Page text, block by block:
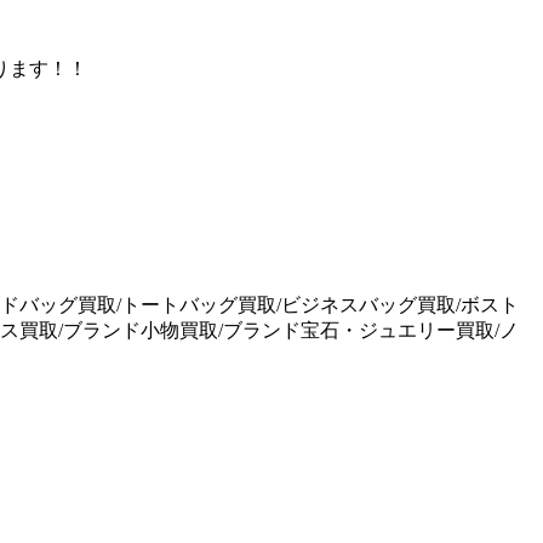
す！！
バッグ買取/トートバッグ買取/ビジネスバッグ買取/ボスト
買取/ブランド小物買取/ブランド宝石・ジュエリー買取/ノ